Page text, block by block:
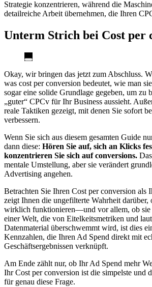
Strategie konzentrieren, während die
detailreiche Arbeit übernehmen, die Ihren
Unterm Strich bei Cost per
Okay, wir bringen das jetzt zum Abschluss.
was cost per conversion bedeutet, wie man
sogar eine solide Grundlage gegeben, um zu
„guter“ CPCv für Ihr Business aussieht.
reale Taktiken gezeigt, mit denen Sie sofort
verbessern.
Wenn Sie sich aus diesem gesamten Guide
dann diese: Hören Sie auf, sich an Klicks
konzentrieren Sie sich auf conversions.
mentale Umstellung, aber sie verändert
Advertising angehen.
Betrachten Sie Ihren Cost per conversion als
zeigt Ihnen die ungefilterte Wahrheit darüber,
wirklich funktionieren—und vor allem, ob sie
einer Welt, die von Eitelkeitsmetriken und
Datenmaterial überschwemmt wird, ist dies
Kennzahlen, die Ihren Ad Spend direkt mit
Geschäftsergebnissen verknüpft.
Am Ende zählt nur, ob Ihr Ad Spend mehr
Ihr Cost per conversion ist die simpelste und
für genau diese Frage.